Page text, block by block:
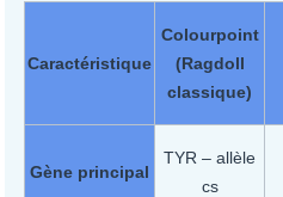
Caractéristique
Colourpoint
(Ragdoll
classique)
Gène principal
TYR – allèle
cs